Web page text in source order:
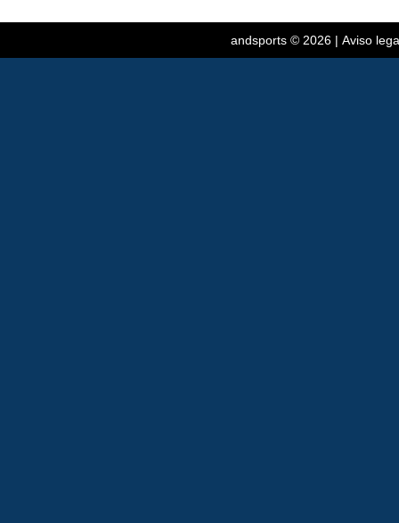
andsports © 2026 | Aviso